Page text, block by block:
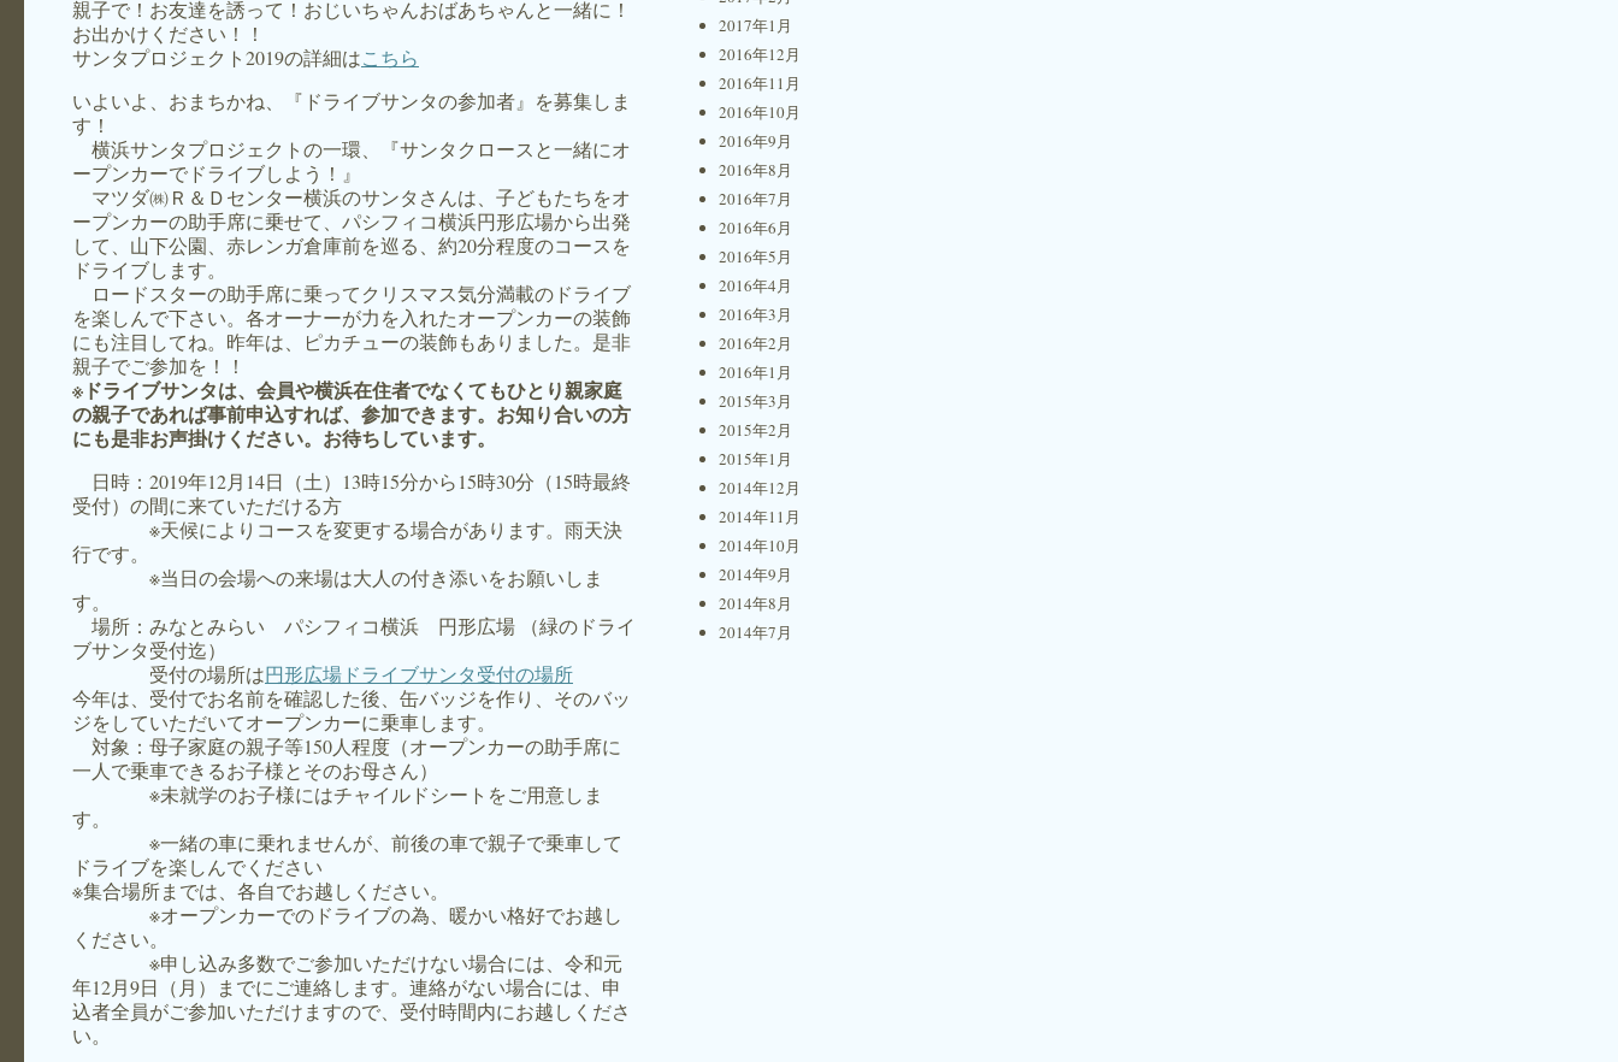
親子で！お友達を誘って！おじいちゃんおばあちゃんと一緒に！
お出かけください！！
サンタプロジェクト2019の詳細はこちら
いよいよ、おまちかね、『ドライブサンタの参加者』を募集しま
す！
横浜サンタプロジェクトの一環、『サンタクロースと一緒にオ
ープンカーでドライブしよう！』
マツダ㈱Ｒ＆Ｄセンター横浜のサンタさんは、子どもたちをオ
ープンカーの助手席に乗せて、パシフィコ横浜円形広場から出発
して、山下公園、赤レンガ倉庫前を巡る、約20分程度のコースを
ドライブします。
ロードスターの助手席に乗ってクリスマス気分満載のドライブ
を楽しんで下さい。各オーナーが力を入れたオープンカーの装飾
にも注目してね。昨年は、ピカチューの装飾もありました。是非
親子でご参加を！！
※ドライブサンタは、会員や横浜在住者でなくてもひとり親家庭
の親子であれば事前申込すれば、参加できます。お知り合いの方
にも是非お声掛けください。お待ちしています。
日時：2019年12月14日（土）13時15分から15時30分（15時最終
受付）の間に来ていただける方
※天候によりコースを変更する場合があります。雨天決
行です。
※当日の会場への来場は大人の付き添いをお願いしま
す。
場所：みなとみらい パシフィコ横浜 円形広場 （緑のドライ
ブサンタ受付迄）
受付の場所は円形広場ドライブサンタ受付の場所
今年は、受付でお名前を確認した後、缶バッジを作り、そのバッ
ジをしていただいてオープンカーに乗車します。
対象：母子家庭の親子等150人程度（オープンカーの助手席に
一人で乗車できるお子様とそのお母さん）
※未就学のお子様にはチャイルドシートをご用意しま
す。
※一緒の車に乗れませんが、前後の車で親子で乗車して
ドライブを楽しんでください
※集合場所までは、各自でお越しください。
※オープンカーでのドライブの為、暖かい格好でお越し
ください。
※申し込み多数でご参加いただけない場合には、令和元
年12月9日（月）までにご連絡します。連絡がない場合には、申
込者全員がご参加いただけますので、受付時間内にお越しくださ
い。
2017年1月
2016年12月
2016年11月
2016年10月
2016年9月
2016年8月
2016年7月
2016年6月
2016年5月
2016年4月
2016年3月
2016年2月
2016年1月
2015年3月
2015年2月
2015年1月
2014年12月
2014年11月
2014年10月
2014年9月
2014年8月
2014年7月